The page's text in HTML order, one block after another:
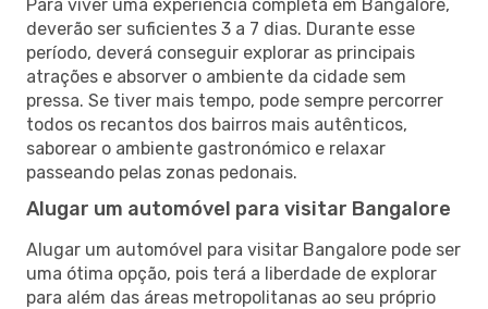
Para viver uma experiência completa em Bangalore,
deverão ser suficientes 3 a 7 dias. Durante esse
período, deverá conseguir explorar as principais
atrações e absorver o ambiente da cidade sem
pressa. Se tiver mais tempo, pode sempre percorrer
todos os recantos dos bairros mais autênticos,
saborear o ambiente gastronómico e relaxar
passeando pelas zonas pedonais.
Alugar um automóvel para visitar Bangalore
Alugar um automóvel para visitar Bangalore pode ser
uma ótima opção, pois terá a liberdade de explorar
para além das áreas metropolitanas ao seu próprio